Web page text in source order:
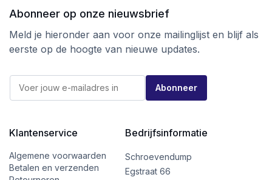
Ga voor kwaliteit tegen de beste prijs
bij schroevendump.nl en neem een kijkje op
onzeinstragrampagina.
Abonneer op onze nieuwsbrief
Meld je hieronder aan voor onze mailinglijst en blijf als
eerste op de hoogte van nieuwe updates.
a
*
-
m
a
E
m
l
Abonneer
Klantenservice
Algemene voorwaarden
Betalen en verzenden
Bedrijfsinformatie
Schroevendump
Egstraat 66